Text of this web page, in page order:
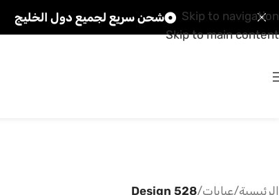
Skip to navigation
Skip to main content
شحن سريع لجميع دول الخليج
الرئيسية/عبايات/
Design 528